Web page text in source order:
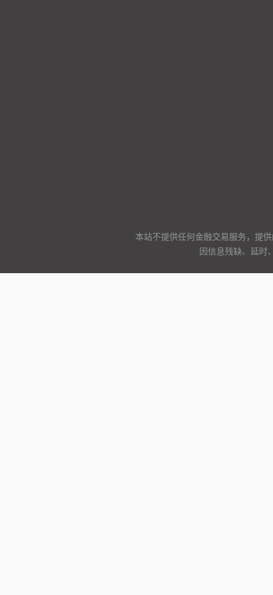
本站不提供任何金融交易服务，提
因信息残缺、延时